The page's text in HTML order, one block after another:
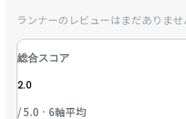
ランナーのレビューはまだありませ
総合スコア
2.0
/ 5.0 · 6軸平均